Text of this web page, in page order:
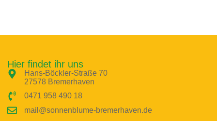
Hier findet ihr uns
Hans-Böckler-Straße 70
27578 Bremerhaven
0471 958 490 18
mail@sonnenblume-bremerhaven.de